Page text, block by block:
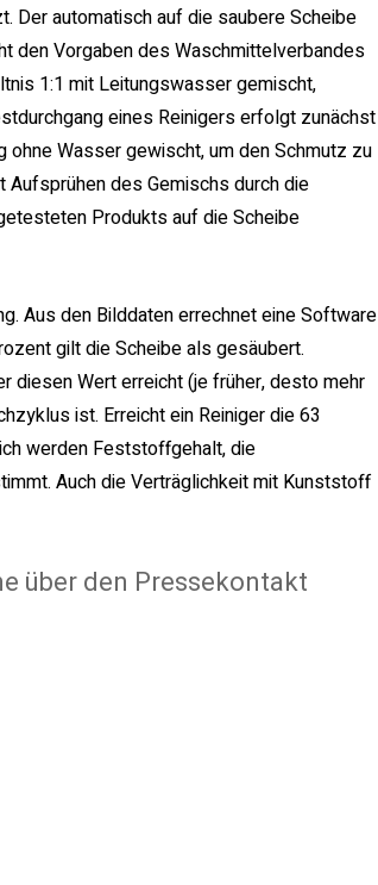
Der automatisch auf die saubere Scheibe
den Vorgaben des Waschmittelverbandes
1:1 mit Leitungswasser gemischt,
eines Reinigers erfolgt zunächst
Wasser gewischt, um den Schmutz zu
des Gemischs durch die
Produkts auf die Scheibe
Aus den Bilddaten errechnet eine Software
gilt die Scheibe als gesäubert.
diesen Wert erreicht (je früher, desto mehr
ist. Erreicht ein Reiniger die 63
werden Feststoffgehalt, die
Auch die Verträglichkeit mit Kunststoff
über den Pressekontakt